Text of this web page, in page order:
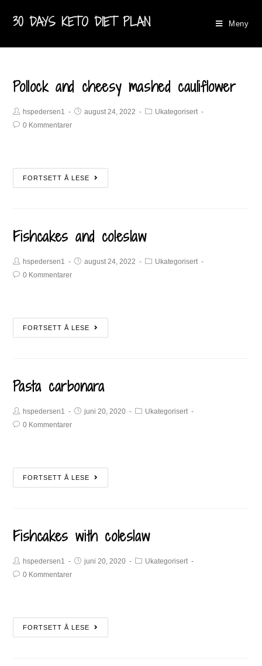
30 DAYS KETO DIET PLAN Meny
Pollock and cheesy mashed cauliflower
hspedersen1 august 24, 2022
Ukategorisert
0 Kommentarer
FORTSETT Å LESE
Fishcakes and coleslaw
hspedersen1 august 24, 2022
Ukategorisert
0 Kommentarer
FORTSETT Å LESE
Pasta carbonara
hspedersen1 juni 20, 2020
Ukategorisert
0 Kommentarer
FORTSETT Å LESE
Fishcakes with coleslaw
hspedersen1 juni 20, 2020
Ukategorisert
0 Kommentarer
FORTSETT Å LESE